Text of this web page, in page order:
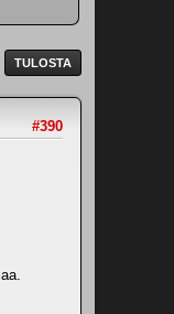
TULOSTA
#390